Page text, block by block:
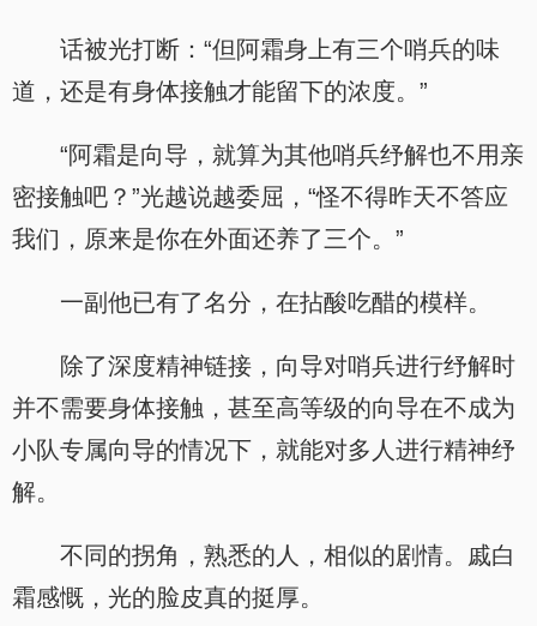
话被光打断：“但阿霜身上有三个哨兵的味
道，还是有身体接触才能留下的浓度。”
“阿霜是向导，就算为其他哨兵纾解也不用亲
密接触吧？”光越说越委屈，“怪不得昨天不答应
我们，原来是你在外面还养了三个。”
一副他已有了名分，在拈酸吃醋的模样。
除了深度精神链接，向导对哨兵进行纾解时
并不需要身体接触，甚至高等级的向导在不成为
小队专属向导的情况下，就能对多人进行精神纾
解。
不同的拐角，熟悉的人，相似的剧情。戚白
霜感慨，光的脸皮真的挺厚。